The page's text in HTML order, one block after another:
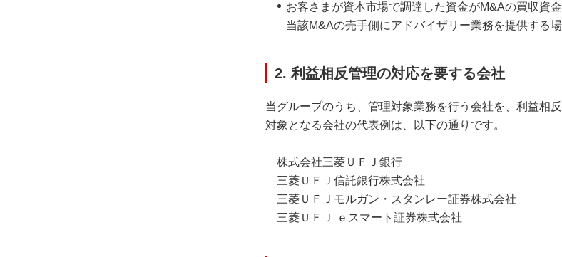
お客さまが資本市場で調達した資金がM&Aの買収資
当該M&Aの売手側にアドバイザリー業務を提供する場
2. 利益相反管理の対応を要する会社
当グループのうち、管理対象業務を行う会社を、利益相
対象となる会社の代表例は、以下の通りです。
株式会社三菱ＵＦＪ銀行
三菱ＵＦＪ信託銀行株式会社
三菱ＵＦＪモルガン・スタンレー証券株式会社
三菱ＵＦＪ ｅスマート証券株式会社